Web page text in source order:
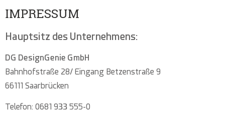
IMPRESSUM
Hauptsitz des Unternehmens:
DG DesignGenie GmbH
Bahnhofstraße 28/ Eingang Betzenstraße 9
66111 Saarbrücken
Telefon: 0681 933 555-0